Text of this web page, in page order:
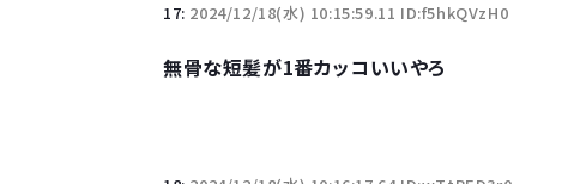
17: 2024/12/18(水) 10:15:59.11 ID:f5hkQVzH0
無骨な短髪が1番カッコいいやろ